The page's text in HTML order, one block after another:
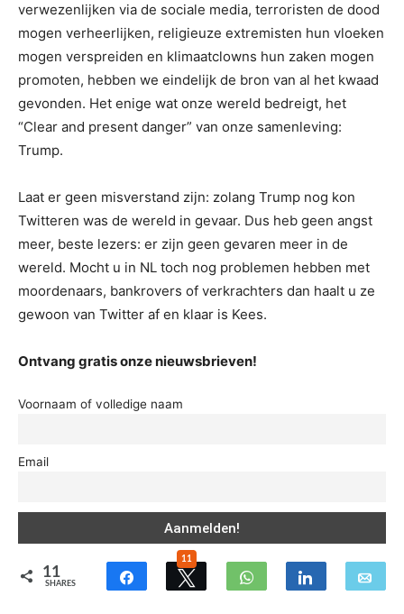
verwezenlijken via de sociale media, terroristen de dood
mogen verheerlijken, religieuze extremisten hun vloeken
mogen verspreiden en klimaatclowns hun zaken mogen
promoten, hebben we eindelijk de bron van al het kwaad
gevonden. Het enige wat onze wereld bedreigt, het
“Clear and present danger” van onze samenleving:
Trump.
Laat er geen misverstand zijn: zolang Trump nog kon
Twitteren was de wereld in gevaar. Dus heb geen angst
meer, beste lezers: er zijn geen gevaren meer in de
wereld. Mocht u in NL toch nog problemen hebben met
moordenaars, bankrovers of verkrachters dan haalt u ze
gewoon van Twitter af en klaar is Kees.
Ontvang gratis onze nieuwsbrieven!
Voornaam of volledige naam
Email
11
SHARES
11